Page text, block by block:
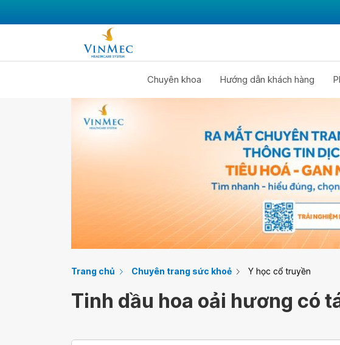
Chuyên khoa Hướng dẫn khách hàng
Trang chủ Chuyên trang sức khoẻ Y học cổ truyền
Tinh dầu hoa oải hương có